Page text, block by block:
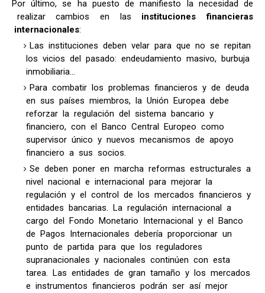
Por último, se ha puesto de manifiesto la necesidad de
realizar cambios en las instituciones financieras
internacionales:
Las instituciones deben velar para que no se repitan
los vicios del pasado: endeudamiento masivo, burbuja
inmobiliaria…
Para combatir los problemas financieros y de deuda
en sus países miembros, la Unión Europea debe
reforzar la regulación del sistema bancario y
financiero, con el Banco Central Europeo como
supervisor único y nuevos mecanismos de apoyo
financiero a sus socios.
Se deben poner en marcha reformas estructurales a
nivel nacional e internacional para mejorar la
regulación y el control de los mercados financieros y
entidades bancarias. La regulación internacional a
cargo del Fondo Monetario Internacional y el Banco
de Pagos Internacionales debería proporcionar un
punto de partida para que los reguladores
supranacionales y nacionales continúen con esta
tarea. Las entidades de gran tamaño y los mercados
e instrumentos financieros podrán ser así mejor